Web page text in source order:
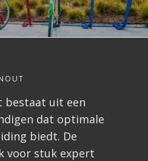
bestaat uit een
dat optimale
biedt. De
voor stuk expert